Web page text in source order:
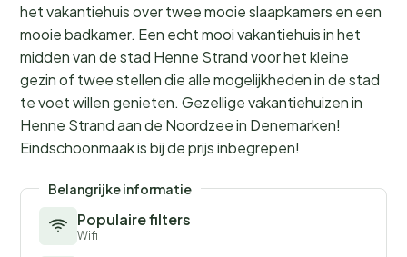
het vakantiehuis over twee mooie slaapkamers en een
mooie badkamer. Een echt mooi vakantiehuis in het
midden van de stad Henne Strand voor het kleine
gezin of twee stellen die alle mogelijkheden in de stad
te voet willen genieten. Gezellige vakantiehuizen in
Henne Strand aan de Noordzee in Denemarken!
Eindschoonmaak is bij de prijs inbegrepen!
Belangrijke informatie
Populaire filters
Wifi